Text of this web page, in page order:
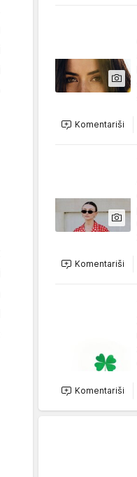
Komentariši
Komentariši
Komentariši